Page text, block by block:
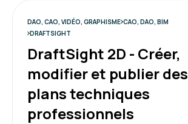
DAO, CAO, VIDÉO, GRAPHISME CAO, DAO, BIM
DRAFTSIGHT
DraftSight 2D - Créer,
modifier et publier des
plans techniques
professionnels